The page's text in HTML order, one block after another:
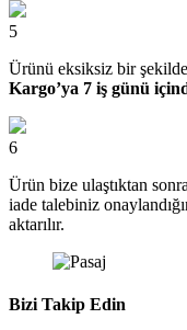
5
Ürünü eksiksiz bir
Kargo’ya 7 iş günü
6
Ürün bize ulaştıktan
iade talebiniz
aktarılır.
Bizi Takip Edin